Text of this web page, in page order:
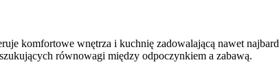
komfortowe wnętrza i kuchnię zadowalającą nawet
równowagi między odpoczynkiem a zabawą.